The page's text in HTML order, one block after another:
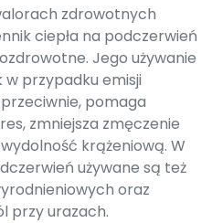
zdrowotnych
ciepła na podczerwień
Jego używanie
w przypadku emisji
pomaga
zmniejsza zmęczenie
krążeniową. W
używane są też
oraz
przy urazach.